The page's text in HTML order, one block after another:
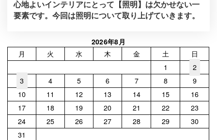
心地よいインテリアにとって【照明】は欠かせない一
要素です。今回は照明について取り上げていきます。
2026年8月
月
火 水 木 金 土
日
1
2
3
4 5 6 7 8
9
10
11 12 13 14 15
16
17
18 19 20 21 22
23
24
25 26 27 28 29
30
31